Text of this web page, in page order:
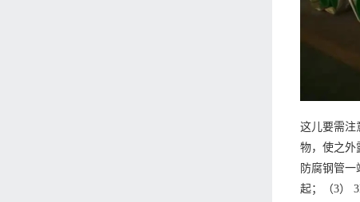
这儿要需注
物，使之外
防腐钢管
起；（3）